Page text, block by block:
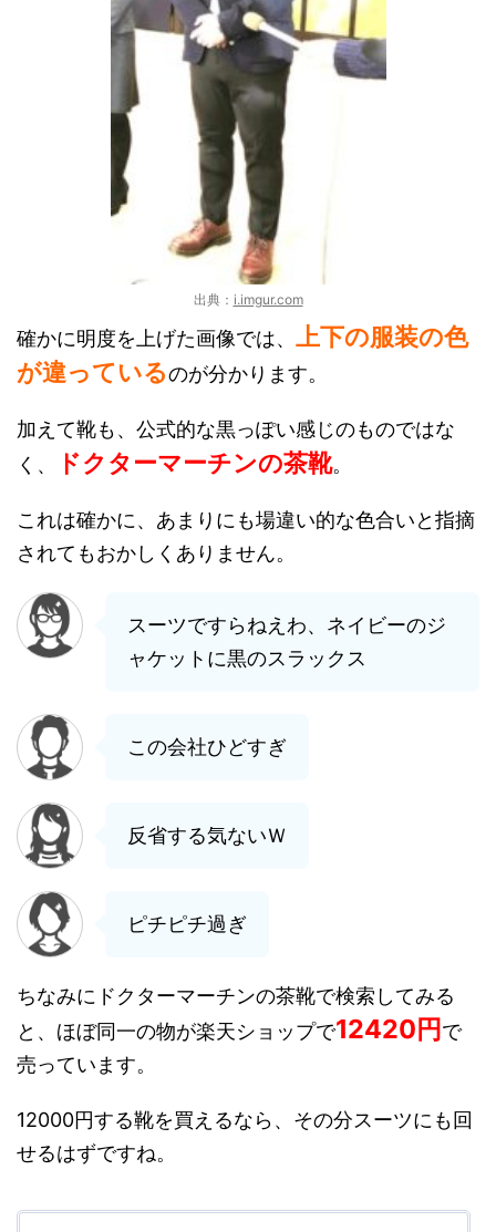
出典： i.imgur.com
確かに明度を上げた画像では、 上下の服装の色
が違っているのが分かります。
加えて靴も、公式的な黒っぽい感じのものではな
く、
ドクターマーチンの茶靴。
これは確かに、あまりにも場違い的な色合いと指摘
されてもおかしくありません。
スーツですらねえわ、ネイビーのジ
ャケットに黒のスラックス
この会社ひどすぎ
反省する気ないＷ
ピチピチ過ぎ
ちなみにドクターマーチンの茶靴で検索してみる
と、ほぼ同一の物が楽天ショップで12420円で
売っています。
12000円する靴を買えるなら、その分スーツにも回
せるはずですね。